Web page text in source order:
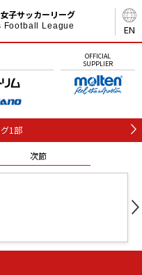
EN
子サッカーリーグ
Football League
OFFICIAL
SUPPLIER
1部
次節